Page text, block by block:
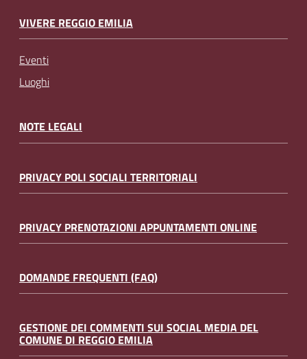
VIVERE REGGIO EMILIA
Eventi
Luoghi
NOTE LEGALI
PRIVACY POLI SOCIALI TERRITORIALI
PRIVACY PRENOTAZIONI APPUNTAMENTI ONLINE
DOMANDE FREQUENTI (FAQ)
GESTIONE DEI COMMENTI SUI SOCIAL MEDIA DEL
COMUNE DI REGGIO EMILIA